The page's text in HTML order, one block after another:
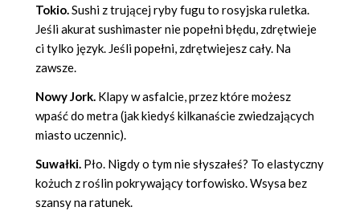
Tokio.Sushi z trującej ryby fugu to rosyjska ruletka.
Jeśli akurat sushimaster nie popełni błędu, zdrętwieje
ci tylko język. Jeśli popełni, zdrętwiejesz cały. Na
zawsze.
Nowy Jork. Klapy w asfalcie, przez które możesz
wpaść do metra (jak kiedyś kilkanaście zwiedzających
miasto uczennic).
Suwałki. Pło. Nigdy o tym nie słyszałeś? To elastyczny
kożuch z roślin pokrywający torfowisko. Wsysa bez
szansy na ratunek.